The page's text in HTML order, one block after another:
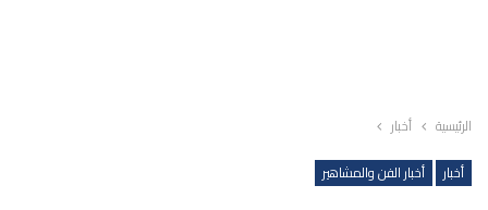
الرئيسية
أخبار
أخبار
أخبار الفن والمشاهير